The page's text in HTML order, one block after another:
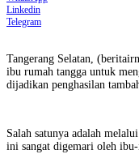
Linkedin
Telegram
Tangerang Selatan,
ibu rumah tangga untuk
dijadikan penghasilan
Salah satunya adalah
ini sangat digemari oleh